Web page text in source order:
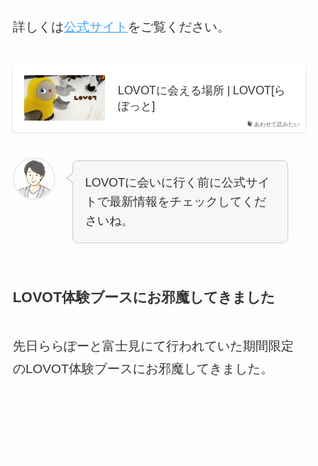
詳しくは公式サイト をご覧ください。
あわせて読みたい
LOVOTに会える場所 | LOVOT[ら
ぼっと]
LOVOTに会いに行く前に公式サイ
トで最新情報をチェックしてくだ
さいね。
LOVOT体験ブースにお邪魔してきました
先日ららぽーと富士見にて行われていた期間限定
のLOVOT体験ブースにお邪魔してきました。